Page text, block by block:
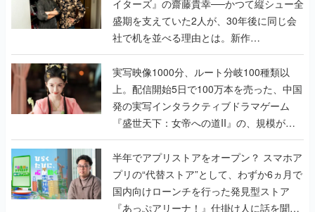
イターズ』の齋藤貴幸──かつて縦シュー全
盛期を支えていた2人が、30年後に同じ会
社で机を並べる理由とは。新作
『TATSUJIN EXTREME』で初タッグを組
んだレジェンド2人に訊く開発秘話
実写映像1000分、ルート分岐100種類以
上。配信開始5日で100万本を売った、中国
発の実写インタラクティブドラマゲーム
『盛世天下：女帝への道II』の、規模が違
うこだわりをプロデューサーに聞いた
半年でアプリストアをオープン？ スマホア
プリの“代替ストア”として、わずか6ヵ月で
国内向けローンチを行った発見型ストア
『あっぷアリーナ！』仕掛け人に話を聞い